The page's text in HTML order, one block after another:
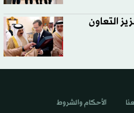
التعاون
الأحكام والشروط